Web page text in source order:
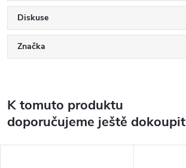
Diskuse
Značka
K tomuto produktu
doporučujeme ještě dokoupit